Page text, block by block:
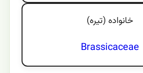
خانواده (تيره)
Brassicaceae